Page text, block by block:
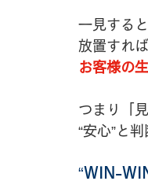
一見する
放置すれ
お客様の
つまり「
“安心”と
“WIN-